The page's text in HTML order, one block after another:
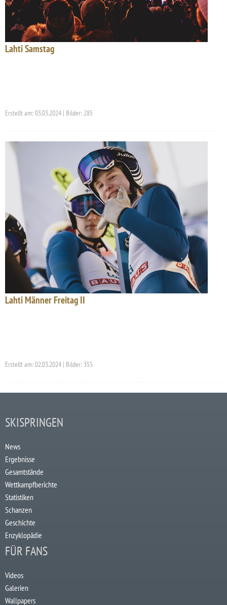
Lahti Samstag
Erstellt am: 03.03.2024 | Bilder: 285
Lahti Männer Freitag II
Erstellt am: 02.03.2024 | Bilder: 355
SKISPRINGEN
News
Ergebnisse
Gesamtstände
Wettkampfberichte
Statistiken
Schanzen
Geschichte
Enzyklopädie
FÜR FANS
Videos
Galerien
Wallpapers